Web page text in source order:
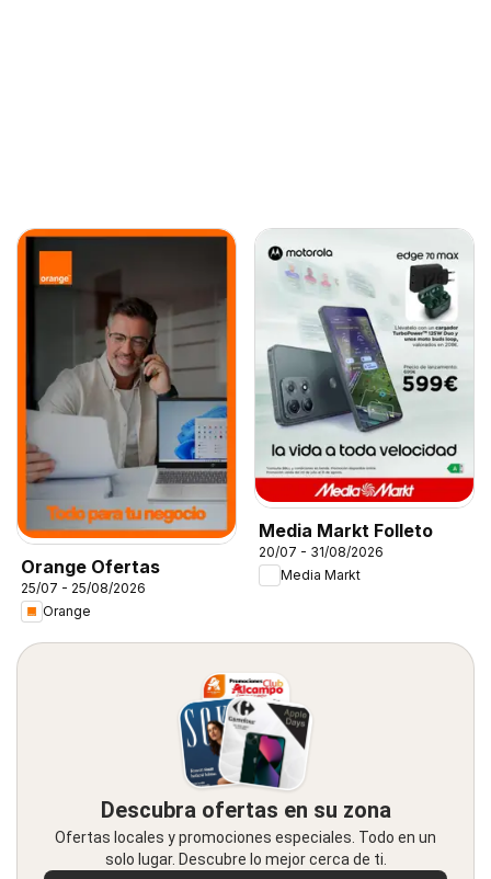
Orange Ofertas
25/07 - 25/08/2026
Orange
Media Markt Folleto
20/07 - 31/08/2026
Media Markt
Descubra ofertas en su zona
Ofertas locales y promociones especiales. Todo en un
solo lugar. Descubre lo mejor cerca de ti.